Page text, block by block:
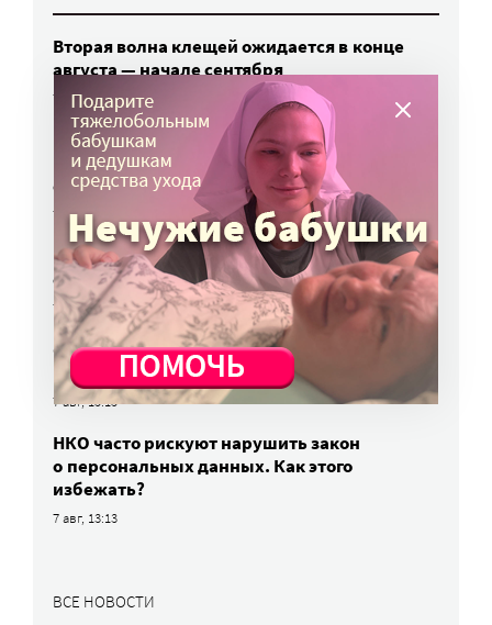
Вторая волна клещей ожидается в конце
августа — начале сентября
7 авг, 19:25
Родных, которые могут взять ребенка
из проблемной семьи, предлагают искать
с полицией
7 авг, 17:06
Родителей детей-инвалидов просят пройти
опрос о трудоустройстве
7 авг, 15:34
«Энхерту» от рака груди включили
в перечень жизненно важных препаратов
7 авг, 15:15
НКО часто рискуют нарушить закон
о персональных данных. Как этого
избежать?
7 авг, 13:13
ВСЕ НОВОСТИ